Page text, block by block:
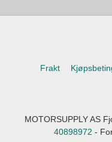
Frakt
MOTORSUPPLY AS
40898972 -